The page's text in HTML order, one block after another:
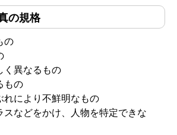
の規格
の
く異なるもの
もの
れにより不鮮明なもの
スなどをかけ、人物を特定できな